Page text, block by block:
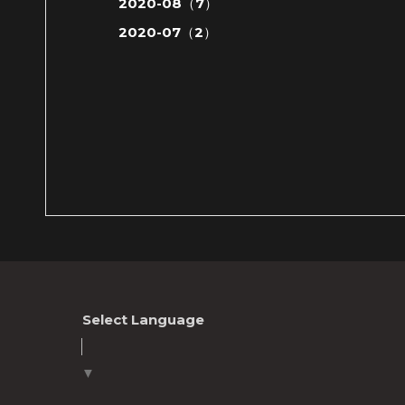
2020-07（2）
Select Language
▼